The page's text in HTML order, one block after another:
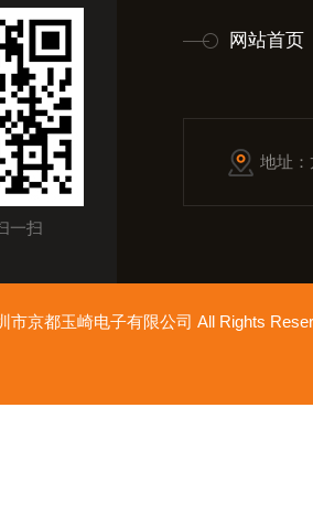
一扫
网站首页
地址
市京都玉崎电子有限公司 All Rights